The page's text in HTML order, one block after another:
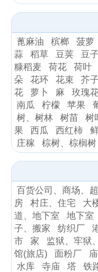
蓖麻油 槟榔 菠萝
蒜
稻草 豆荚 豆子
糠稻麦
荷花 荷叶
朵
花环 花束 芥子
花
萝卜 麻 玫瑰
南瓜
柠檬 苹果
树、树林
树苗 树
果
西瓜 西红柿
庄稼
棕树、棕榈树
百货公司、商场、
房
村庄、住宅 大
道、地下室
地下室
子、搬家
纺织厂
市
家 监狱、牢狱
馆(旅店)
面粉厂
水库
寺庙 塔 铁